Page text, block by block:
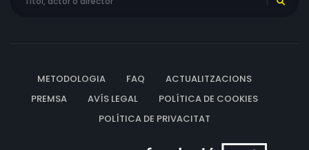
METODOLOGIA FAQ
ACTUALITZACIONS
PREMSA
AVÍS LEGAL
POLÍTICA DE COOKIES
POLÍTICA DE PRIVACITAT